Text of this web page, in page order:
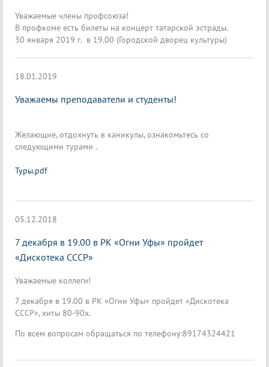
Уважаемые члены профсоюза!
В профкоме есть билеты на концерт татарской эстрады.
30 января 2019 г. в 19.00 (Городской дворец культуры)
18.01.2019
Уважаемы преподаватели и студенты!
Желающие, отдохнуть в каникулы, ознакомьтесь со
следующими турами .
Туры.pdf
05.12.2018
7 декабря в 19.00 в РК «Огни Уфы» пройдет
«Дискотека СССР»
Уважаемые коллеги!
7 декабря в 19.00 в РК «Огни Уфы» пройдет «Дискотека
СССР», хиты 80-90х.
По всем вопросам обращаться по телефону:89174324421